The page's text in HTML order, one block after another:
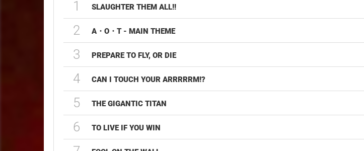
1 SLAUGHTER THEM ALL!!
2 A・O・T - MAIN THEME
3 PREPARE TO FLY, OR DIE
4 CAN I TOUCH YOUR ARRRRRM!?
5 THE GIGANTIC TITAN
6 TO LIVE IF YOU WIN